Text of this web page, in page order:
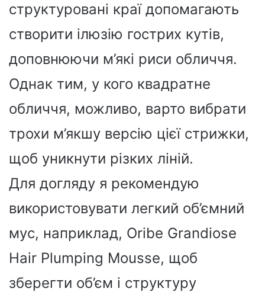
структуровані краї допомагають
створити ілюзію гострих кутів,
доповнюючи м’які риси обличчя.
Однак тим, у кого квадратне
обличчя, можливо, варто вибрати
трохи м’якшу версію цієї стрижки,
щоб уникнути різких ліній.
Для догляду я рекомендую
використовувати легкий об’ємний
мус, наприклад, Oribe Grandiose
Hair Plumping Mousse, щоб
зберегти об’єм і структуру